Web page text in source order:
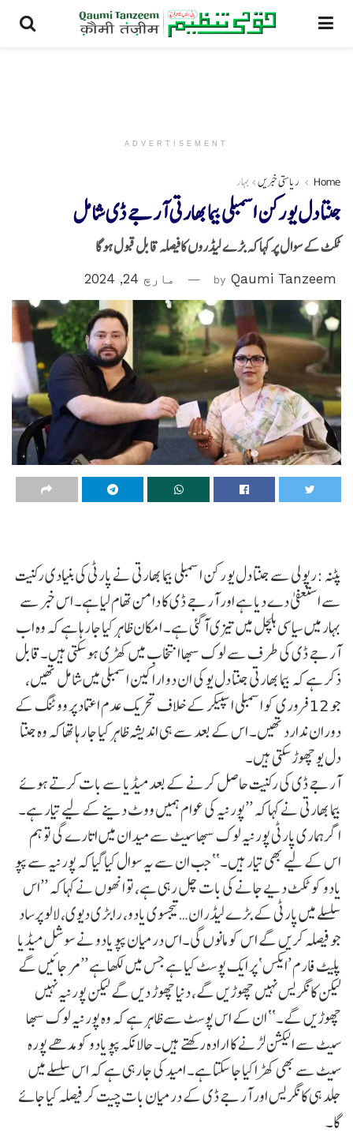
ADVERTISEMENT
Home ریاستی خبریں بہار
جنتا دل یو رکن اسمبلی بیما بھارتی آر جے ڈی شامل
ٹکٹ کے سوال پر کہا کہ بڑے لیڈروں کافیصلہ قابل قبول ہوگا
by Qaumi Tanzeem مارچ 24, 2024
پٹنہ :رپولی سے جنتا دل یو رکن اسمبلی بیما بھارتی نے پارٹی کی بنیادی رکنیت
سے استعفیٰ دے دیا ہے اور آر جے ڈی کا دامن تھام لیا ہے۔ اس خبر سے
بہار میں سیاسی ہلچل میں تیزی آ گئی ہے۔ امکان ظاہر کیا جا رہا ہے کہ وہ اب
آر جے ڈی کی طرف سے لوک سبھا انتخاب میں کھڑی ہو سکتی ہیں۔قابل
ذکر ہے کہ بیما بھارتی جنتا دل یو کی ان دو اراکین اسمبلی میں شامل تھیں،
جو 12 فروری کو اسمبلی اسپیکر کے خلاف تحریک عدم اعتماد پر ووٹنگ کے
دوران ندارد تھیں۔ اس کے بعد سے ہی اندیشہ ظاہر کیا جا رہا تھا کہ وہ جنتا
دل یو چھوڑ سکتی ہیں۔
آر جے ڈی کی رکنیت حاصل کرنے کے بعد میڈیا سے بات کرتے ہوئے
بیما بھارتی نے کہا کہ ’’پورنیہ کی عوام ہمیں ووٹ دینے کے لیے تیار ہے۔
اگر ہماری پارٹی پورنیہ لوک سبھا سیٹ سے میدان میں اتارے گی تو ہم
اس کے لیے بھی تیار ہیں۔‘‘ جب ان سے یہ سوال کیا گیا کہ پورنیہ سے پپو
یادو کو ٹکٹ دیے جانے کی بات چل رہی ہے، تو انھوں نے کہا کہ ’’اس
سلسلے میں پارٹی کے بڑے لیڈران… تیجسوی یادو، رابڑی دیوی، لالو پرساد
جو فیصلہ کریں گے اس کو مانوں گی۔اس درمیان پپو یادو نے سوشل میڈیا
پلیٹ فارم ’ایکس‘ پر ایک پوسٹ کیا ہے جس میں لکھا ہے ’’مر جائیں گے
لیکن کانگریس نہیں چھوڑیں گے، دنیا چھوڑ دیں گے لیکن پورنیہ نہیں
چھوڑیں گے۔‘‘ ان کے اس پوسٹ سے ظاہر ہے کہ وہ پورنیہ لوک سبھا
سیٹ سے الیکشن لڑنے کا ارادہ رکھتے ہیں۔ حالانکہ پپو یادو کو مدھے پورہ
سیٹ سے بھی کھڑا کیا جا سکتا ہے۔ امید کی جا رہی ہے کہ اس سلسلے میں
جلد ہی کانگریس اور آر جے ڈی کے درمیان بات چیت کر فیصلہ کیا جائے
گا۔